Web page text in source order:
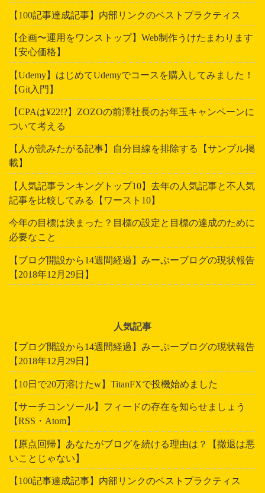
【100記事達成記事】内部リンクのベストプラクティス
【企画〜運用をワンストップ】Web制作うけたまわります
【安心価格】
【Udemy】はじめてUdemyでコースを購入してみました！
【Git入門】
【CPAは¥22!?】ZOZOの前澤社長のお年玉キャンペーンに
ついて考える
【人が読みたがる記事】自分目線を排除する【サンプル掲
載】
【人気記事ランキングトップ10】去年の人気記事と不人気
記事を比較してみる【ワースト10】
今年の目標は決まった？目標の設定と目標の達成のために
必要なこと
【ブログ開設から14週間経過】みーぷーブログの現状報告
【2018年12月29日】
人気記事
【ブログ開設から14週間経過】みーぷーブログの現状報告
【2018年12月29日】
【10日で20万溶けたw】TitanFXで投機始めました
【サーチコンソール】フィードの存在を知らせましょう
【RSS・Atom】
【原点回帰】あなたがブログを続ける理由は？【撤退は悪
いことじゃない】
【100記事達成記事】内部リンクのベストプラクティス